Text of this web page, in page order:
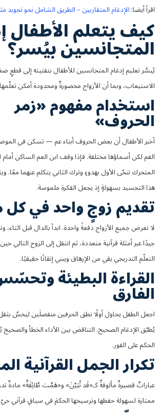
اقرأ أيضا:الإدغام المتقاربين – الطريق الشامل نحو تجويد
كيف يتعلم الأطفال
المتجانسين بيُسر؟
يُيسَّر تعليم إدغام المتجانسين للأطفال بتفتيته إلى قطعٍ
الاستيعاب، وبما أن الأزواج محصورةٌ ومحدودة أمكن تعلّمها
استخدام مفهوم «زمر
الحروف»
أخبر الأطفال أن بعض الحروف أبناء عم — تسكن في
الفم لكن أسماؤها مختلفة. فإذا وقف ابن العم الساكن أمام
المتحرك تنحّى الأول بهدوءٍ وترك الثاني يتكلم عنهما معًا.
هذا التجسيد بسهولةٍ إذ يجعل الفكرة ملموسة.
تقديم زوجٍ واحد في كل
لا تعرض جميع الأزواج دفعةً واحدة. ابدأ بالدال قبل التاء،
جيدًا عبر أمثلة قرآنية متعددة، ثم انتقل إلى الزوج التالي
التعلّم التدريجي يقي من الإرهاق ويبني إتقانًا حقيقيًا.
القراءة البطيئة
الفارق
اجعل الطفل يحاول أولًا نطق الحرفين منفصلَين ليحسَّ بثقل
يُطبّق الإدغام الصحيح. التناقض بين الأداء الخطأ والصحيح
الحكم على الفور.
تكرار الجمل القرآنية
عباراتٌ قصيرةٌ مألوفةٌ كـ«قَد تَّبَيَّنَ» و«هَمَّت طَّائِفَةٌ» مادةٌ
ممتازة لسهولة حفظها وترسيخها الحكمَ في سياقٍ قرآني حيّ.